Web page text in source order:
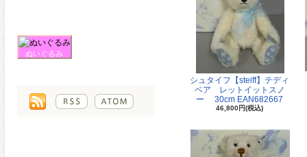
ぬいぐるみ
シュタイフ【steiff】テディ
ベア レットイットスノ
ー 30cm EAN682667
46,800円(税込)